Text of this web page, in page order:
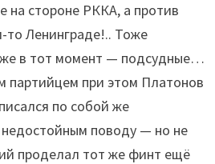
на стороне РККА, а против
то Ленинграде!.. Тоже
в тот момент — подсудные…
партийцем при этом Платонов
по собой же
недостойным поводу — но не
проделал тот же финт ещё